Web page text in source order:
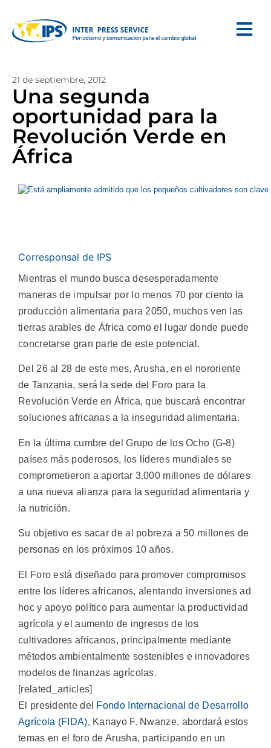
21 de septiembre, 2012
Una segunda
oportunidad para la
Revolución Verde en
África
Corresponsal de IPS
Mientras el mundo busca desesperadamente
maneras de impulsar por lo menos 70 por ciento la
producción alimentaria para 2050, muchos ven las
tierras arables de África como el lugar donde puede
concretarse gran parte de este potencial.
Del 26 al 28 de este mes, Arusha, en el nororiente
de Tanzania, será la sede del Foro para la
Revolución Verde en África, que buscará encontrar
soluciones africanas a la inseguridad alimentaria.
En la última cumbre del Grupo de los Ocho (G-8)
países más poderosos, los líderes mundiales se
comprometieron a aportar 3.000 millones de dólares
a una nueva alianza para la seguridad alimentaria y
la nutrición.
Su objetivo es sacar de al pobreza a 50 millones de
personas en los próximos 10 años.
El Foro está diseñado para promover compromisos
entre los líderes africanos, alentando inversiones ad
hoc y apoyo político para aumentar la productividad
agrícola y el aumento de ingresos de los
cultivadores africanos, principalmente mediante
métodos ambientalmente sostenibles e innovadores
modelos de finanzas agrícolas.
[related_articles]
El presidente del Fondo Internacional de Desarrollo
Agrícola (FIDA), Kanayo F. Nwanze, abordará estos
temas en el foro de Arusha, participando en un